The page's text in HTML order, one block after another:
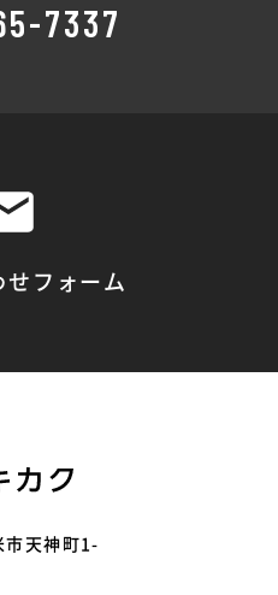
7337
せフォーム
市天神町1-